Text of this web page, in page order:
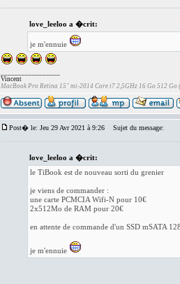
love_leeloo a �crit:
je m'ennuie
Vincent
MacBook Pro Retina 15" mi-2014 Core i7 2,5GHz 16 Go 512 Go
Post� le: Jeu 29 Avr 2021 à 9:26 Sujet du message:
love_leeloo a �crit:
le TiBook est de nouveau sorti du grenier
je viens de commander :
une carte PCMCIA Wifi-N pour 10€
2x512Mo de RAM pour 20€
en attente de commande d'un SSD mSATA
je m'ennuie